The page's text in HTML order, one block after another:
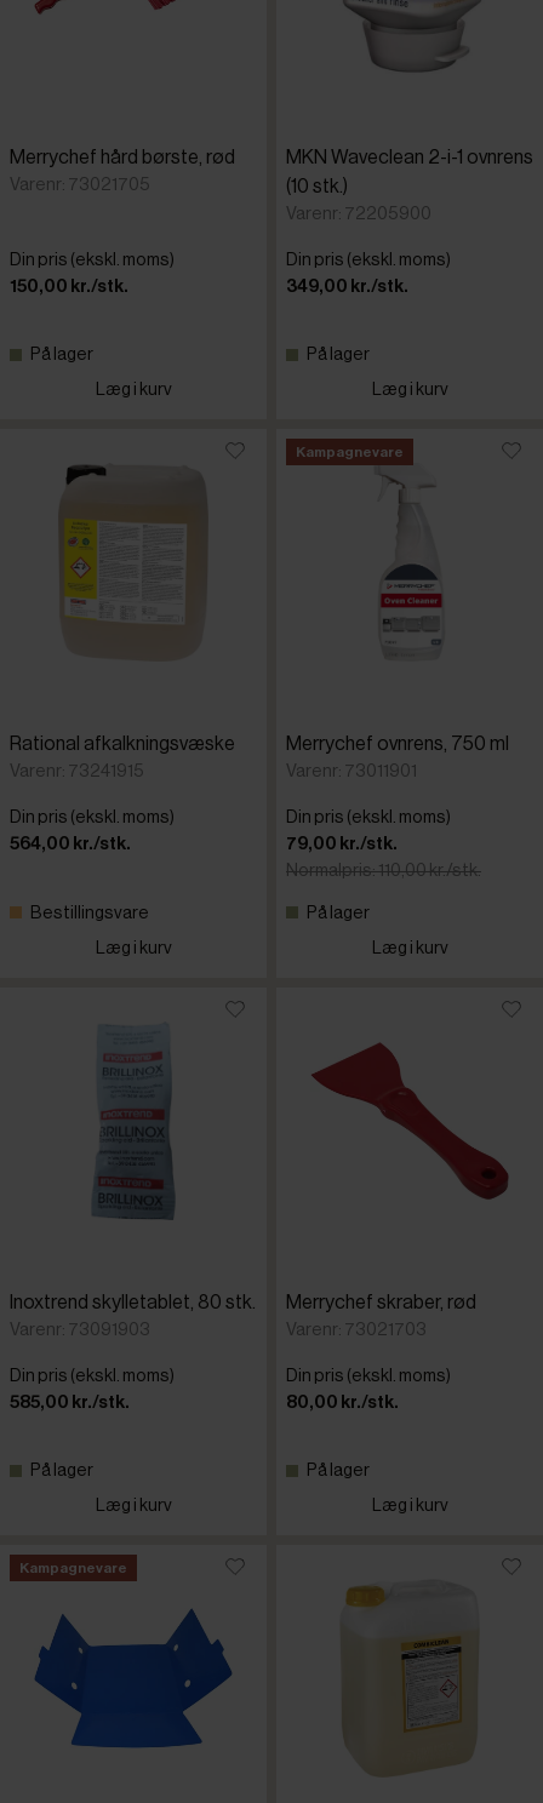
Merrychef hård børste, rød
Varenr: 73021705
Din pris (ekskl. moms)
150,00 kr./stk.
På lager
Læg i kurv
MKN Waveclean 2-i-1 ovnrens
(10 stk.)
Varenr: 72205900
Din pris (ekskl. moms)
349,00 kr./stk.
På lager
Læg i kurv
Rational afkalkningsvæske
Varenr: 73241915
Din pris (ekskl. moms)
564,00 kr./stk.
Bestillingsvare
Læg i kurv
Kampagnevare
Merrychef ovnrens, 750 ml
Varenr: 73011901
Din pris (ekskl. moms)
79,00 kr./stk.
Normalpris: 110,00 kr./stk.
På lager
Læg i kurv
Inoxtrend skylletablet, 80 stk.
Varenr: 73091903
Din pris (ekskl. moms)
585,00 kr./stk.
På lager
Læg i kurv
Merrychef skraber, rød
Varenr: 73021703
Din pris (ekskl. moms)
80,00 kr./stk.
På lager
Læg i kurv
Kampagnevare